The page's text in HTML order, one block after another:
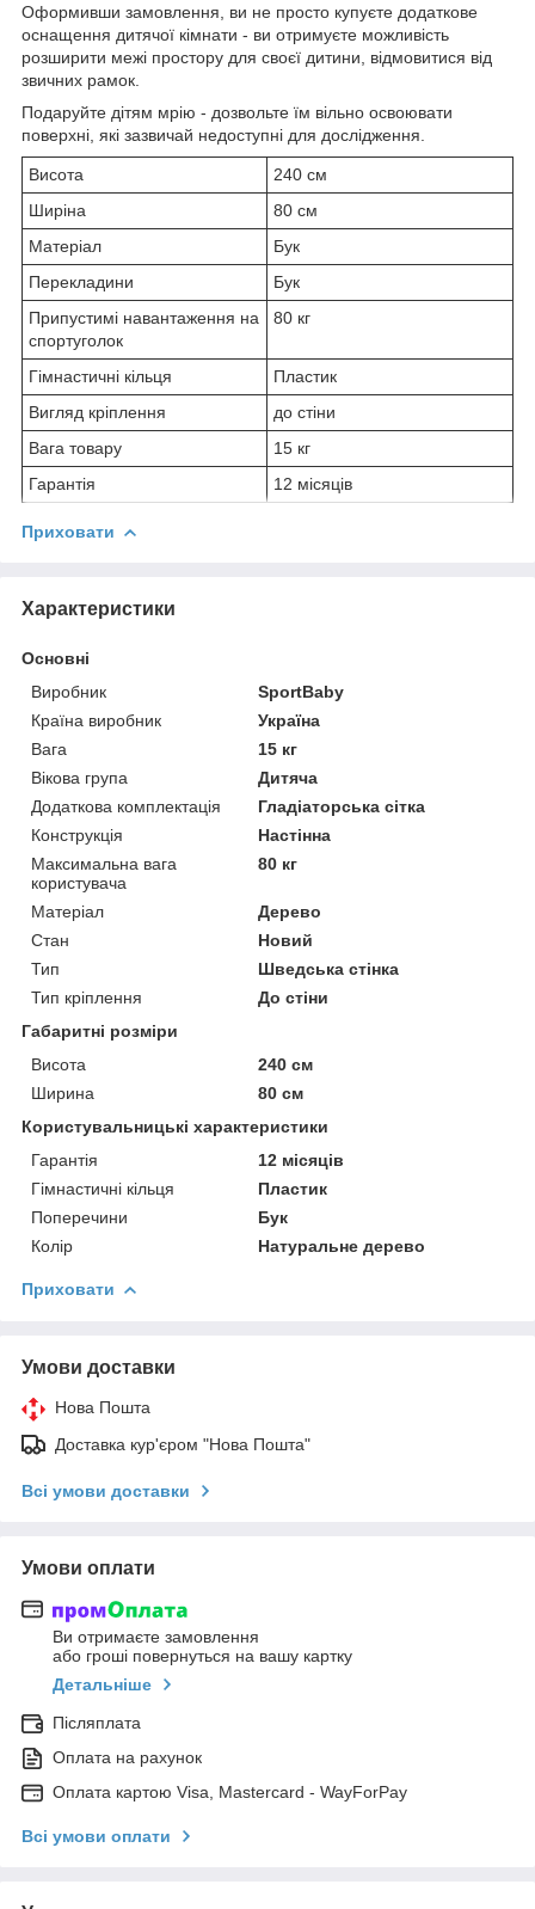
Оформивши замовлення, ви не просто купуєте додаткове
оснащення дитячої кімнати - ви отримуєте можливість
розширити межі простору для своєї дитини, відмовитися від
звичних рамок.
Подаруйте дітям мрію - дозвольте їм вільно освоювати
поверхні, які зазвичай недоступні для дослідження.
Висота
240 см
Ширіна
80 см
Матеріал
Бук
Перекладини
Бук
Припустимі навантаження на
спортуголок
80 кг
Гімнастичні кільця
Пластик
Вигляд кріплення
до стіни
Вага товару
15 кг
Гарантія
12 місяців
Приховати
Характеристики
Основні
Виробник
SportBaby
Країна виробник
Україна
Вага
15 кг
Вікова група
Дитяча
Додаткова комплектація
Гладіаторська сітка
Конструкція
Настінна
Максимальна вага
користувача
80 кг
Матеріал
Дерево
Стан
Новий
Тип
Шведська стінка
Тип кріплення
До стіни
Габаритні розміри
Висота
240 см
Ширина
80 см
Користувальницькі характеристики
Гарантія
12 місяців
Гімнастичні кільця
Пластик
Поперечини
Бук
Колір
Натуральне дерево
Приховати
Умови доставки
Нова Пошта
Доставка кур'єром "Нова Пошта"
Всі умови доставки
Умови оплати
Ви отримаєте замовлення
або гроші повернуться на вашу картку
Детальніше
Післяплата
Оплата на рахунок
Оплата картою Visa, Mastercard - WayForPay
Всі умови оплати